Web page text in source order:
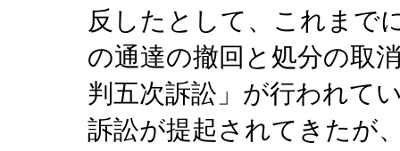
反したとして、これまで
の通達の撤回と処分の取
判五次訴訟」が行われて
訴訟が提起されてきたが